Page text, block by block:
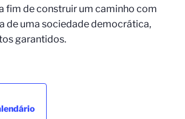
fim de construir um caminho com
de uma sociedade democrática,
garantidos.